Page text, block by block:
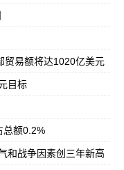
贸易额将达1020亿美元
目标
额0.2%
和战争因素创三年新高